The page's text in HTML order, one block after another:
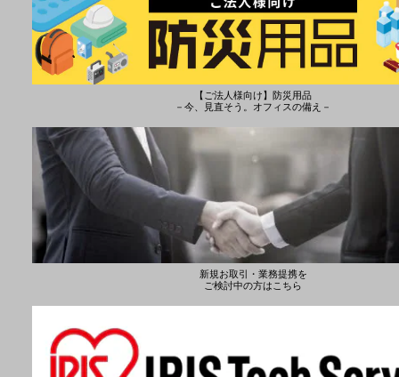
【ご法人様向け】防災用品
－今、見直そう。オフィスの備え－
新規お取引・業務提携を
ご検討中の方はこちら